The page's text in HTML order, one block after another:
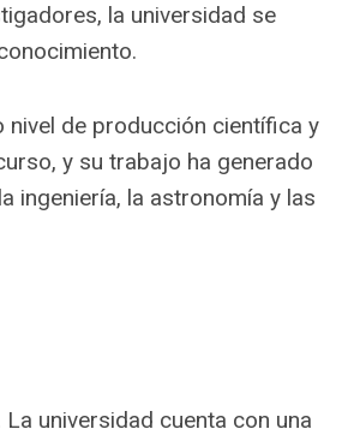
la universidad se
nivel de producción científica y
y su trabajo ha generado
ingeniería, la astronomía y las
universidad cuenta con una